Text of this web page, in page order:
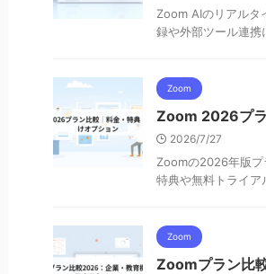
Zoom AIのリアルタ
録や外部ツール連携
Zoom
Zoom 2026プラ
2026/7/27
Zoomの2026年版プ
特典や無料トライア
Zoom
Zoomプラン比